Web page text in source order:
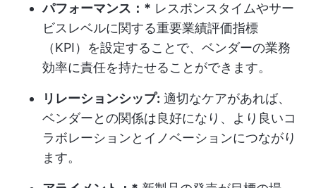
パフォーマンス：* レスポンスタイムやサー
ビスレベルに関する重要業績評価指標
（KPI）を設定することで、ベンダーの業務
効率に責任を持たせることができます。
リレーションシップ: 適切なケアがあれば、
ベンダーとの関係は良好になり、より良いコ
ラボレーションとイノベーションにつながり
ます。